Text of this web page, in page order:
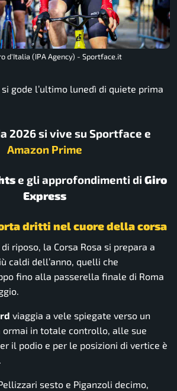
d'Italia (IPA Agency) - Sportface.it
si gode l’ultimo lunedì di quiete prima
2026 si vive su Sportface e
Amazon Prime
e gli approfondimenti di Giro
Express
dritti nel cuore della corsa
riposo, la Corsa Rosa si prepara a
caldi dell’anno, quelli che
fino alla passerella finale di Roma
viaggia a vele spiegate verso un
ormai in totale controllo, alle sue
il podio e per le posizioni di vertice è
sesto e Piganzoli decimo,